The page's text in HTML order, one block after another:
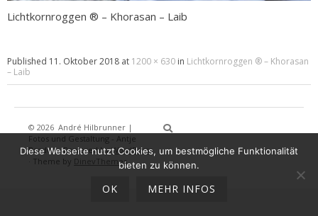
Lichtkornroggen ® – Khorasan – Laib
Published 11. Oktober 2018 at 1200 × 630 in Lichtkornroggen ® – Khorasan
– Laib
© 2026 André Hilbrunner |
Fotos und Gestaltung - Antje
Breden·Powered byWordPress
Theme by DinevThemes
Home
Brotbackkurse
Brotbacken
Rezepte
Diese Webseite nutzt Cookies, um bestmögliche Funktionalität
bieten zu können.
OK MEHR INFOS